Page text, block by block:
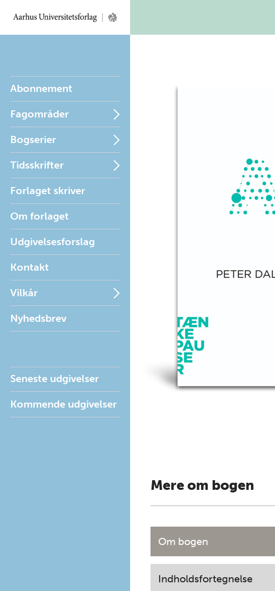
Abonnement
Fagområder
Bogserier
Tidsskrifter
Forlaget skriver
Om forlaget
Udgivelsesforslag
Kontakt
Vilkår
Nyhedsbrev
Seneste udgivelser
Kommende udgivelser
Mere om bogen
Om bogen
Indholdsfortegnelse